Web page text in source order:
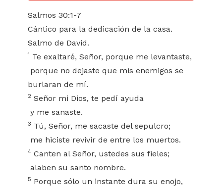
Salmos 30:1-7
Cántico para la dedicación de la casa.
Salmo de David.
1 Te exaltaré, Señor, porque me levantaste,
porque no dejaste que mis enemigos se
burlaran de mí.
2 Señor mi Dios, te pedí ayuda
y me sanaste.
3 Tú, Señor, me sacaste del sepulcro;
me hiciste revivir de entre los muertos.
4 Canten al Señor, ustedes sus fieles;
alaben su santo nombre.
5 Porque sólo un instante dura su enojo,